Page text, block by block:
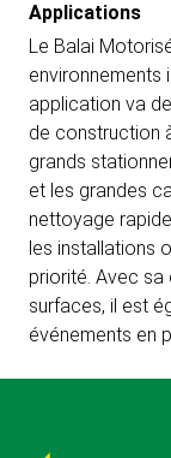
Applications
Le Balai
environnements
application va
de construction
grands
et les grandes
nettoyage
les installations
priorité. Avec
surfaces, il est
événements en